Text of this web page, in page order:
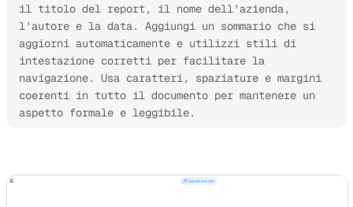
il titolo del report, il nome dell'azienda,
l'autore e la data. Aggiungi un sommario che si
aggiorni automaticamente e utilizzi stili di
intestazione corretti per facilitare la
navigazione. Usa caratteri, spaziature e margini
coerenti in tutto il documento per mantenere un
aspetto formale e leggibile.